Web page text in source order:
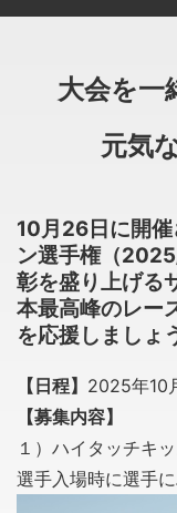
大会を一
元気
10月26日に開
ン選手権（
彰を盛り上げる
本最高峰のレー
を応援しましょ
【日程】 2025年10
【募集内容】
１）ハイタッチキ
選手入場時に選手